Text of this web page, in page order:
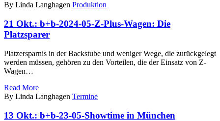
By Linda Langhagen Produktion
21 Okt.: b+b-2024-05-Z-Plus-Wagen: Die
Platzsparer
Platzersparnis in der Backstube und weniger Wege, die zurückgelegt
werden müssen, gehören zu den Vorteilen, die der Einsatz von Z-
Wagen…
Read More
By Linda Langhagen Termine
13 Okt.: b+b-23-05-Showtime in München